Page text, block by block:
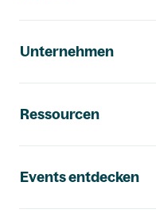
Unternehmen
Ressourcen
Events entdecken